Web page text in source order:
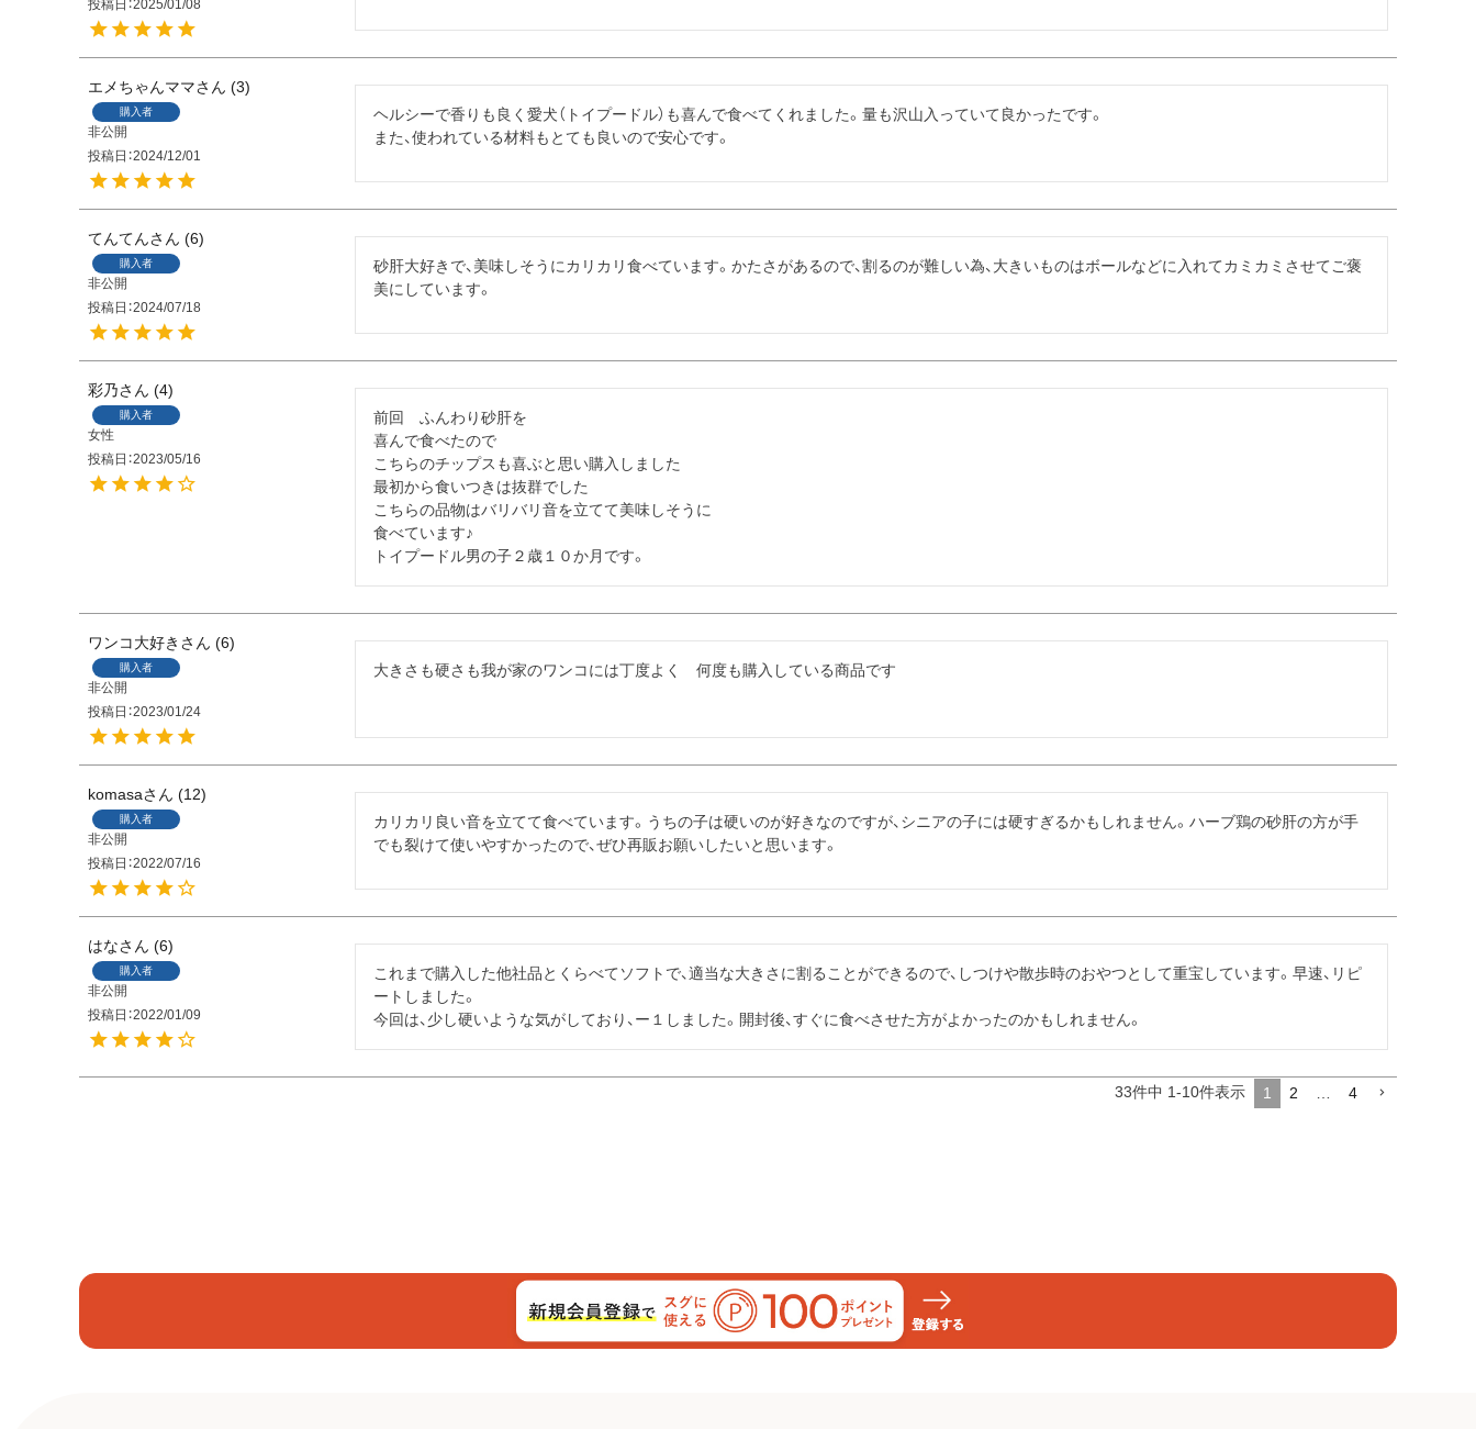
投稿日 2025/01/08
エメちゃんママ 3
購入者
非公開
投稿日 2024/12/01
ヘルシーで香りも良く愛犬（トイプードル）も喜んで食べてくれました。量も沢山入っていて良かったです。
また、使われている材料もとても良いので安心です。
てんてん 6
購入者
非公開
投稿日 2024/07/18
砂肝大好きで、美味しそうにカリカリ食べています。かたさがあるので、割るのが難しい為、大きいものはボールなどに入れてカミカミさせてご褒
美にしています。
彩乃 4
購入者
女性
投稿日 2023/05/16
前回　ふんわり砂肝を
喜んで食べたので
こちらのチップスも喜ぶと思い購入しました
最初から食いつきは抜群でした
こちらの品物はバリバリ音を立てて美味しそうに
食べています♪
トイプードル男の子２歳１０か月です。
ワンコ大好き 6
購入者
非公開
投稿日 2023/01/24
大きさも硬さも我が家のワンコには丁度よく　何度も購入している商品です
komasa 12
購入者
非公開
投稿日 2022/07/16
カリカリ良い音を立てて食べています。うちの子は硬いのが好きなのですが、シニアの子には硬すぎるかもしれません。ハーブ鶏の砂肝の方が手
でも裂けて使いやすかったので、ぜひ再販お願いしたいと思います。
はな 6
購入者
非公開
投稿日 2022/01/09
これまで購入した他社品とくらべてソフトで、適当な大きさに割ることができるので、しつけや散歩時のおやつとして重宝しています。早速、リピ
ートしました。
今回は、少し硬いような気がしており、ー１しました。開封後、すぐに食べさせた方がよかったのかもしれません。
33件中 1-10件表示 1 2 4